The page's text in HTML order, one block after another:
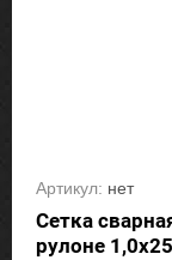
Артикул: нет
Сетка
рулоне